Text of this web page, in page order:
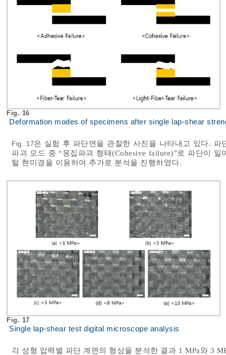
Fig. 16
Deformation modes of specimens after single lap-shear
Fig. 17은 실험 후 파단면을 관찰한 사진을 나타내고 있다.
파괴 모드 중 “응집파괴 형태(Cohesive failure)”로 파단이
털 현미경을 이용하여 추가로 분석을 진행하였다.
Fig. 17
Single lap-shear test digital microscope analysis
각 성형 압력별 파단 계면의 형상을 분석한 결과 1 MPa와 3